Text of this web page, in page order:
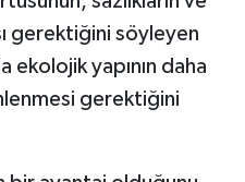
gerektiğini söyleyen
ekolojik yapının daha
gerektiğini